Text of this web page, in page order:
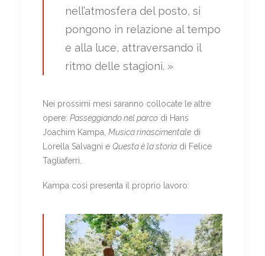
nell’atmosfera del posto, si
pongono in relazione al tempo
e alla luce, attraversando il
ritmo delle stagioni. »
Nei prossimi mesi saranno collocate le altre
opere: Passeggiando nel parco di Hans
Joachim Kampa, Musica rinascimentale di
Lorella Salvagni e Questa è la storia di Felice
Tagliaferri.
Kampa così presenta il proprio lavoro: